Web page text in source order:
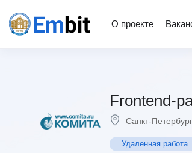
О проекте
Frontend-
Санкт-Петербург
Удаленная работа